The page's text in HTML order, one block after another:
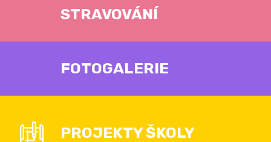
STRAVOVÁNÍ
FOTOGALERIE
PROJEKTY ŠKOLY